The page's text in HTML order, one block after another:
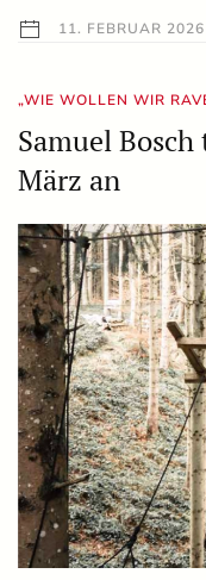
11. FEBRUAR 2026
„WIE WOLLEN WIR
Samuel
März an